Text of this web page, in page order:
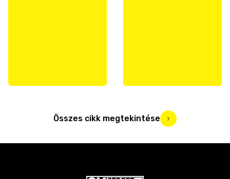
Összes cikk megtekintése